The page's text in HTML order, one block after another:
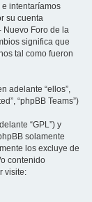
intentaríamos
su cuenta
Nuevo Foro de la
significa que
tal como fueron
adelante “ellos”,
“phpBB Teams”)
“GPL”) y
solamente
los excluye de
contenido
visite: